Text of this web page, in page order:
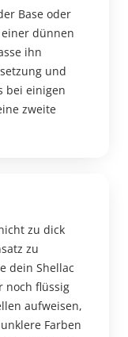
Base oder
dünnen
ihn
und
bei einigen
zweite
zu dick
zu
dein Shellac
noch flüssig
aufweisen,
Farben